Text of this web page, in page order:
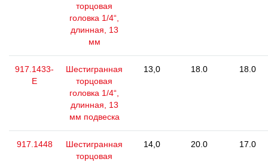
торцовая
головка 1/4“,
длинная, 13
мм
917.1433-
E
Шестигранная
торцовая
головка 1/4“,
длинная, 13
мм подвеска
13,0 18.0 18.0
917.1448
Шестигранная
торцовая
14,0 20.0 17.0